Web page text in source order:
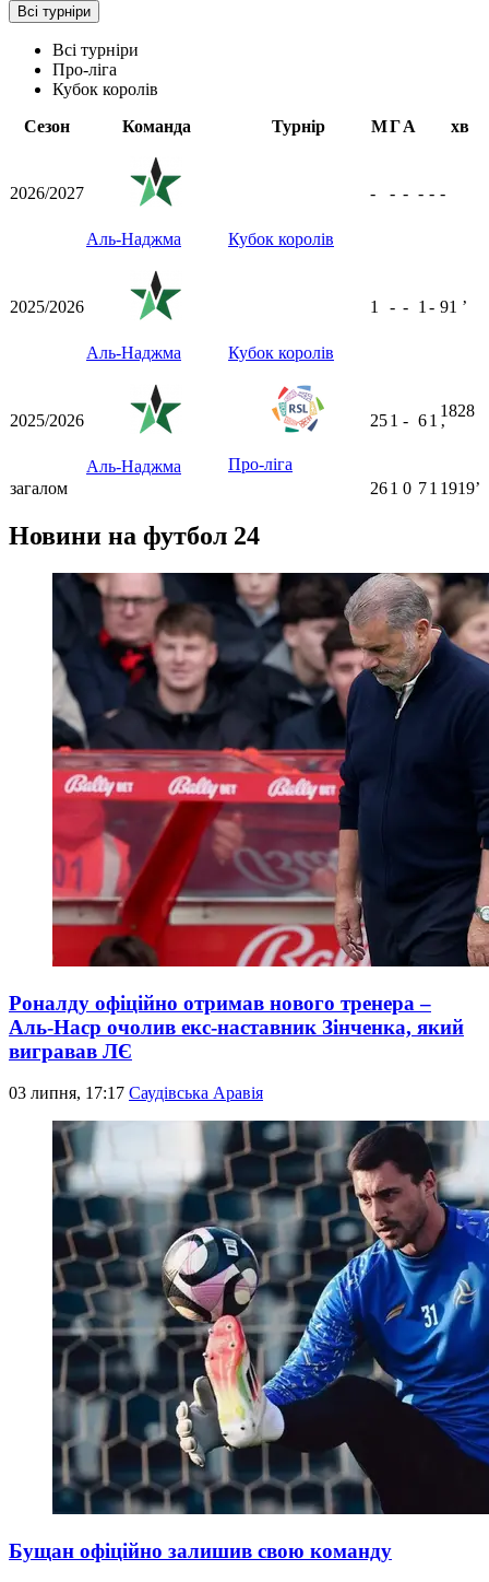
Всі турніри
Всі турніри
Про-ліга
Кубок королів
Сезон
Команда Турнір МГА хв
2026/2027
Аль-Наджма Кубок королів
- - - - - -
2025/2026
Аль-Наджма Кубок королів
1 - - 1 - 91 ʼ
2025/2026
Аль-Наджма Про-ліга
251 - 61
1828
ʼ
загалом 261 0 71 1919ʼ
Новини на футбол 24
Роналду офіційно отримав нового тренера –
Аль-Наср очолив екс-наставник Зінченка, який
вигравав ЛЄ
03 липня, 17:17 Саудівська Аравія
Бущан офіційно залишив свою команду